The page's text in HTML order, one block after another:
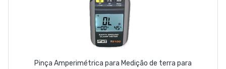
Pinça Amperimétrica para Medição de terra para